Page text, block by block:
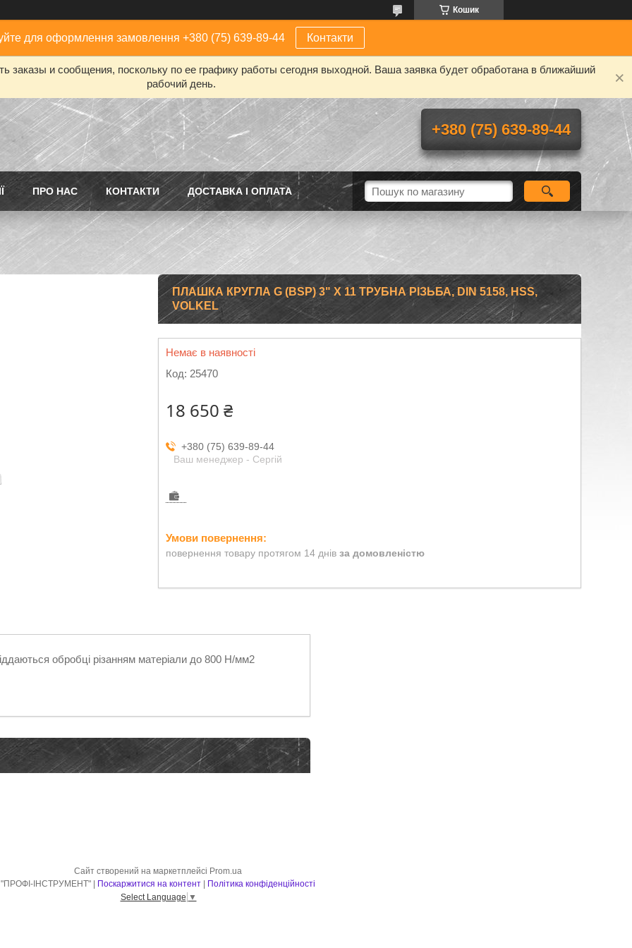
Кошик
для оформлення замовлення +380 (75) 639-89-44 Контакти
заказы и сообщения, поскольку по ее графику работы сегодня выходной. Ваша заявка будет обработана в ближайший
рабочий день.
+380 (75) 639-89-44
ПРО НАС КОНТАКТИ ДОСТАВКА І ОПЛАТА
ПЛАШКА КРУГЛА G (BSP) 3" X 11 ТРУБНА РІЗЬБА, DIN 5158, HSS,
VOLKEL
Немає в наявності
Код: 25470
18 650 ₴
+380 (75) 639-89-44
Ваш менеджер - Сергій
повернення товару протягом 14 днів за домовленістю
обробці різанням матеріали до 800 Н/мм2
Сайт створений на маркетплейсі Prom.ua
Поскаржитися на контент
Політика конфіденційності
Select Language ▼